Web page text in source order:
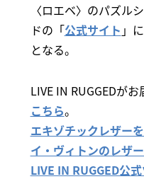
〈ロエベ〉のパズル
ドの「公式サイト 」
となる。
LIVE IN RUGGEDが
こちら。
エキゾチックレザー
イ・ヴィトンのレザ
LIVE IN RUGGED公